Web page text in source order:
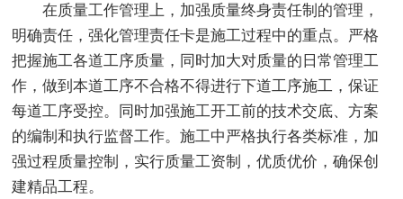
在质量工作管理上，加强质量终身责任制的管理，
明确责任，强化管理责任卡是施工过程中的重点。严格
把握施工各道工序质量，同时加大对质量的日常管理工
作，做到本道工序不合格不得进行下道工序施工，保证
每道工序受控。同时加强施工开工前的技术交底、方案
的编制和执行监督工作。施工中严格执行各类标准，加
强过程质量控制，实行质量工资制，优质优价，确保创
建精品工程。